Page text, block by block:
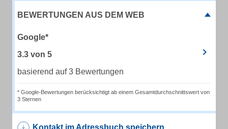
BEWERTUNGEN AUS DEM WEB
Google*
3.3 von 5
basierend auf 3 Bewertungen
* Google-Bewertungen berücksichtigt ab einem Gesamtdurchschnittswert von
3 Sternen
Kontakt im Adressbuch speichern